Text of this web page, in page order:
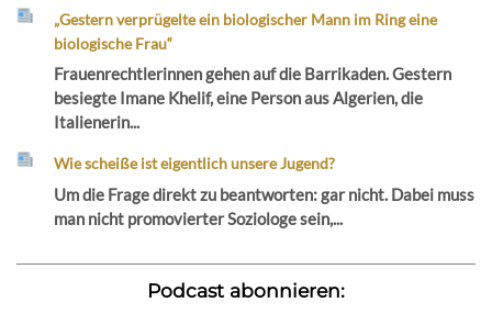
„Gestern verprügelte ein biologischer Mann im Ring eine
biologische Frau“
Frauenrechtlerinnen gehen auf die Barrikaden. Gestern
besiegte Imane Khelif, eine Person aus Algerien, die
Italienerin...
Wie scheiße ist eigentlich unsere Jugend?
Um die Frage direkt zu beantworten: gar nicht. Dabei muss
man nicht promovierter Soziologe sein,...
Podcast abonnieren: